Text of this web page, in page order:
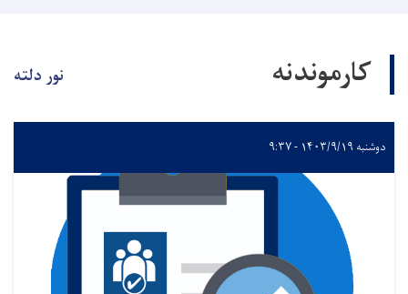
کارموندنه نور دلته
دوشنبه ۱۴۰۳/۹/۱۹ - ۹:۳۷